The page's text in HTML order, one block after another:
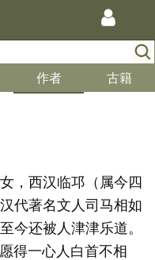
作者 古籍
，西汉临邛（属今四
代著名文人司马相如
今还被人津津乐道。
得一心人白首不相